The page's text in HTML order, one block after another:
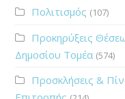
Πολιτισμός (107)
Προκηρύξεις
Δημοσίου Τομέα (574)
Προσκλήσεις &